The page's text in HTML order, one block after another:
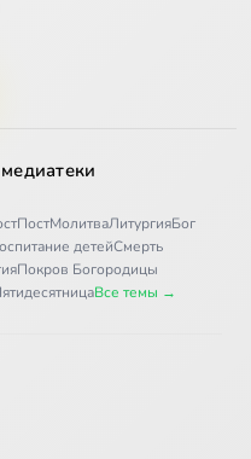
ПостМолитваЛитургияБог
детейСмерть
Покров Богородицы
Все темы →